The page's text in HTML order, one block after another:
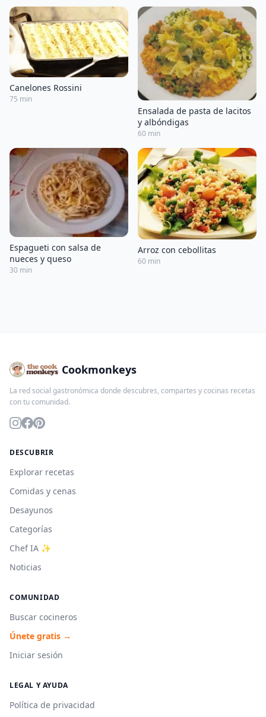
Canelones Rossini
75 min
Ensalada de pasta de lacitos
y albóndigas
60 min
Espagueti con salsa de
nueces y queso
30 min
Arroz con cebollitas
60 min
Cookmonkeys
La red social gastronómica donde descubres, compartes y cocinas recetas
con tu comunidad.
DESCUBRIR
Explorar recetas
Comidas y cenas
Desayunos
Categorías
Chef IA ✨
Noticias
COMUNIDAD
Buscar cocineros
Únete gratis →
Iniciar sesión
LEGAL Y AYUDA
Política de privacidad